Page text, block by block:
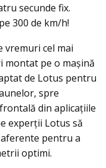
secunde fix.
300 de km/h!
cel mai
pe o mașină
de Lotus pentru
spre
din aplicațiile
experții Lotus să
pentru a
optimi.